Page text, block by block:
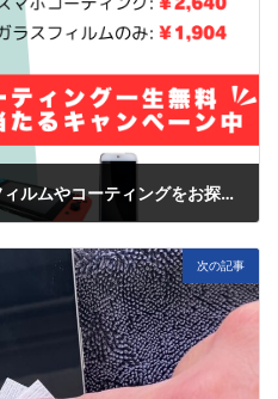
大阪市内でスマホのガラスフィルムやコーティングをお探しならGlasscooドン・キホーテ上本町店へ！
次の記事